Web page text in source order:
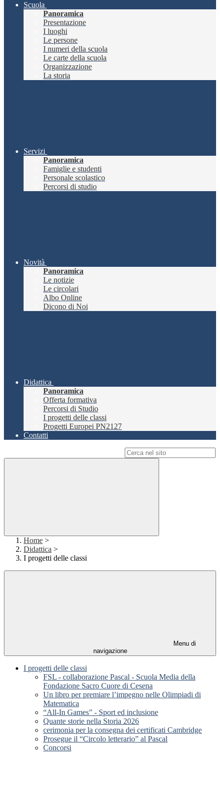
Scuola
Panoramica
Presentazione
I luoghi
Le persone
I numeri della scuola
Le carte della scuola
Organizzazione
La storia
Servizi
Panoramica
Famiglie e studenti
Personale scolastico
Percorsi di studio
Novità
Panoramica
Le notizie
Le circolari
Albo Online
Dicono di Noi
Didattica
Panoramica
Offerta formativa
Percorsi di Studio
I progetti delle classi
Progetti Europei PN2127
Contatti
Home >
Didattica >
I progetti delle classi
Menu di
navigazione
I progetti delle classi
FSL - collaborazione Pascal - Scuola Media della
Fondazione Sacro Cuore di Cesena
Un libro per premiare l’impegno nelle Olimpiadi di
Matematica
“All-In Games” - Sport ed inclusione
Quante storie nella Storia 2026
cerimonia per la consegna dei certificati Cambridge
Prosegue il “Circolo letterario” al Pascal
Concorsi